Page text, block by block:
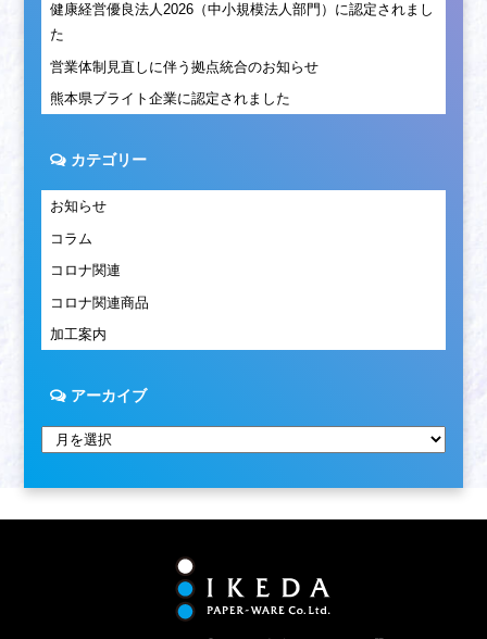
健康経営優良法人2026（中小規模法人部門）に認定されまし
た
営業体制見直しに伴う拠点統合のお知らせ
熊本県ブライト企業に認定されました
カテゴリー
お知らせ
コラム
コロナ関連
コロナ関連商品
加工案内
アーカイブ